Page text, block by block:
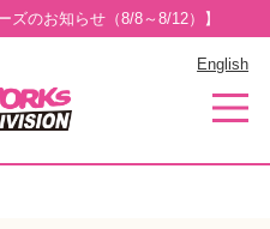
ズのお知らせ（8/8～8/12）】
English